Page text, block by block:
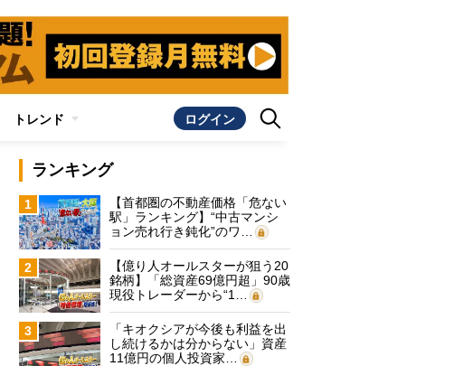
トレンド ログイン
ランキング
1
【首都圏の不動産価格「危ない
駅」ランキング】“中古マンシ
ョン売れ行き鈍化”のワ…
2
【億り人オールスターが狙う20
銘柄】「総資産69億円超」90歳
現役トレーダーから“1…
3
「キオクシアが今後も利益を出
し続けるかは分からない」資産
11億円の個人投資家…